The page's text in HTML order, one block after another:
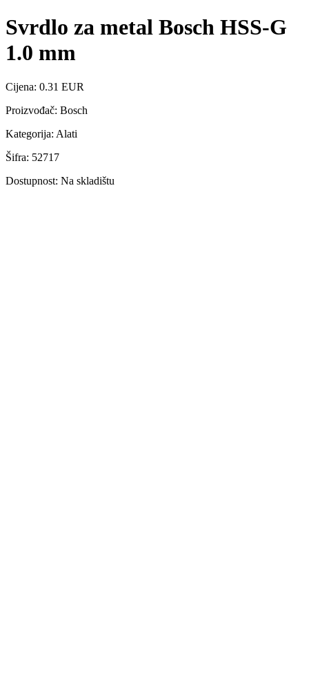
Svrdlo za metal Bosch HSS-G
1.0 mm
Cijena: 0.31 EUR
Proizvođač: Bosch
Kategorija: Alati
Šifra: 52717
Dostupnost: Na skladištu